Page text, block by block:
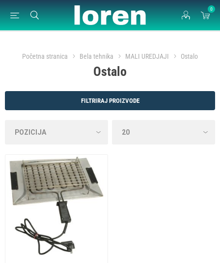
0
Početna stranica Bela tehnika MALI UREDJAJI Ostalo
Ostalo
FILTRIRAJ PROIZVODE